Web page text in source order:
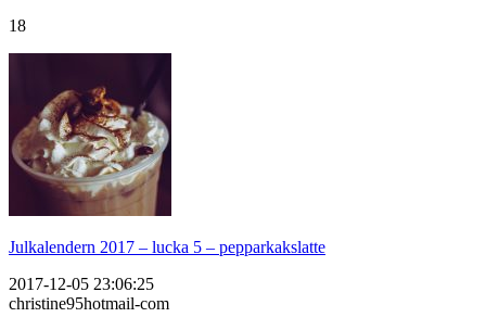
18
Julkalendern 2017 – lucka 5 – pepparkakslatte
2017-12-05 23:06:25
christine95hotmail-com